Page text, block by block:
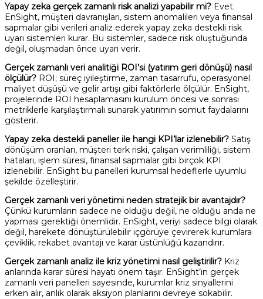
Yapay zeka gerçek zamanlı risk analizi yapabilir mi? Evet.
EnSight, müşteri davranışları, sistem anomalileri veya finansal
sapmalar gibi verileri analiz ederek yapay zeka destekli risk
uyarı sistemleri kurar. Bu sistemler, sadece risk oluştuğunda
değil, oluşmadan önce uyarı verir.
Gerçek zamanlı veri analitiği ROI’si (yatırım geri dönüşü) nasıl
ölçülür? ROI; süreç iyileştirme, zaman tasarrufu, operasyonel
maliyet düşüşü ve gelir artışı gibi faktörlerle ölçülür. EnSight,
projelerinde ROI hesaplamasını kurulum öncesi ve sonrası
metriklerle karşılaştırmalı sunarak yatırımın somut faydalarını
gösterir.
Yapay zeka destekli paneller ile hangi KPI’lar izlenebilir? Satış
dönüşüm oranları, müşteri terk riski, çalışan verimliliği, sistem
hataları, işlem süresi, finansal sapmalar gibi birçok KPI
izlenebilir. EnSight bu panelleri kurumsal hedeflerle uyumlu
şekilde özelleştirir.
Gerçek zamanlı veri yönetimi neden stratejik bir avantajdır?
Çünkü kurumların sadece ne olduğu değil, ne olduğu anda ne
yapması gerektiği önemlidir. EnSight, veriyi sadece bilgi olarak
değil, harekete dönüştürülebilir içgörüye çevirerek kurumlara
çeviklik, rekabet avantajı ve karar üstünlüğü kazandırır.
Gerçek zamanlı analiz ile kriz yönetimi nasıl geliştirilir? Kriz
anlarında karar süresi hayati önem taşır. EnSight’ın gerçek
zamanlı veri panelleri sayesinde, kurumlar kriz sinyallerini
erken alır, anlık olarak aksiyon planlarını devreye sokabilir.